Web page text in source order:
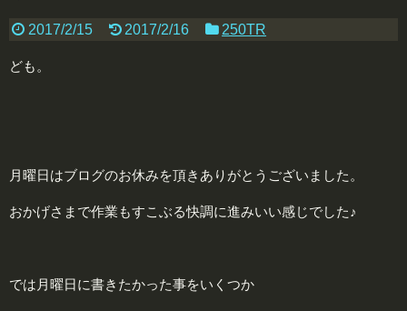
2017/2/15 2017/2/16 250TR
ども。
月曜日はブログのお休みを頂きありがとうございました。
おかげさまで作業もすこぶる快調に進みいい感じでした♪
では月曜日に書きたかった事をいくつか